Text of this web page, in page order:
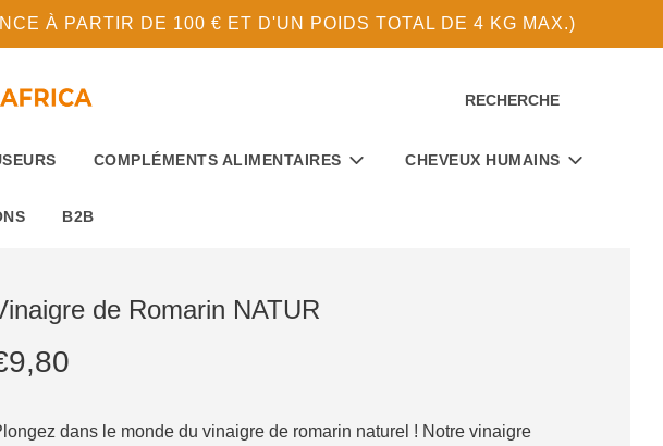
À PARTIR DE 100 € ET D'UN POIDS TOTAL DE 4 KG MAX.)
RECHERCHE
COMPLÉMENTS ALIMENTAIRES CHEVEUX HUMAINS
B2B
de Romarin NATUR
réduit
régulier
dans le monde du vinaigre de romarin naturel ! Notre vinaigre